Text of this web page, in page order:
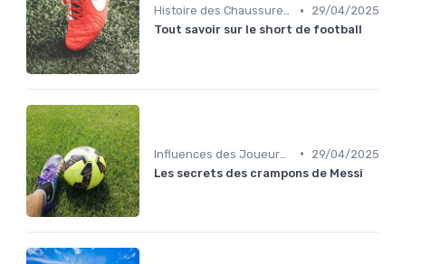
Histoire des Chaussures de Football •
29/04/2025
Tout savoir sur le short de football
•
29/04/2025
Les secrets des crampons de Messi